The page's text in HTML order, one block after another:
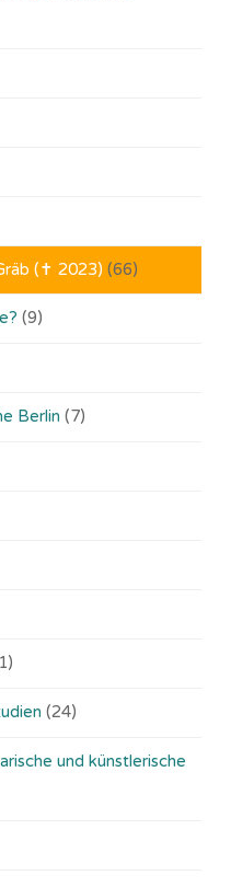
(✝ 2023) (66)
(9)
Berlin (7)
(24)
und künstlerische